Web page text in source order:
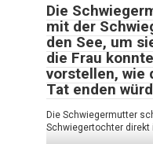
Die
mit der
den See, um
die Frau
vorstellen, wie
Tat enden
Die Schwiegermutter
Schwiegertochter direkt